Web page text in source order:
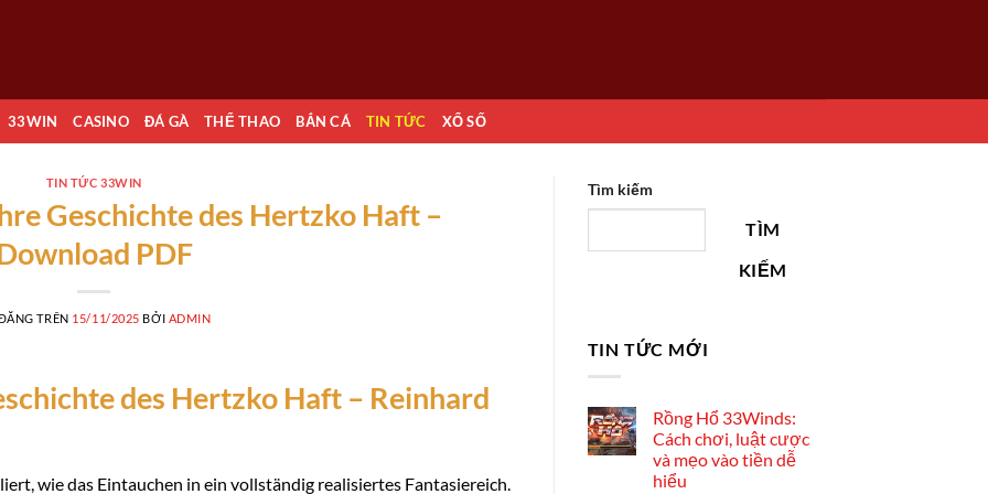
33WIN CASINO ĐÁ GÀ THỂ THAO BẮN CÁ TIN TỨC XỔ SỐ
TIN TỨC 33WIN
Geschichte des Hertzko Haft –
PDF
TRÊN 15/11/2025 BỞI ADMIN
des Hertzko Haft – Reinhard
wie das Eintauchen in ein vollständig realisiertes Fantasiereich.
Tìm kiếm
TÌM
KIẾM
TIN TỨC MỚI
Rồng Hổ 33Winds:
Cách chơi, luật cược
và mẹo vào tiền dễ
hiểu